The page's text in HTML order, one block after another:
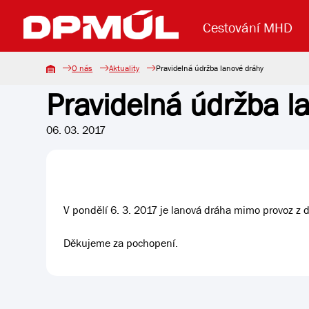
Cestování MHD
Uzavření mostu Dr. E. Beneše Koupit
Lanová dráha Reklama
Základní údaje Aktuality
O nás Aktuality Pravidelná údržba lanové dráhy
Pravidelná údržba
06. 03. 2017
V pondělí 6. 3. 2017 je lanová dráha mimo provoz z
Děkujeme za pochopení.